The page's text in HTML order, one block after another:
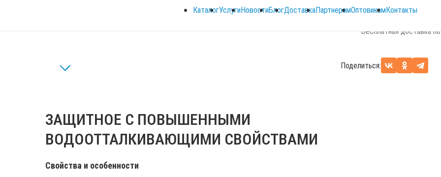
КаталогУслугиНовостиБлогДоставкаПартнерамОптовикамКонтакты
Оплата: наличный и
Бесплатная доставка
Поделиться:
ЗАЩИТНОЕ С ПОВЫШЕННЫМИ
ВОДООТТАЛКИВАЮЩИМИ СВОЙСТВАМИ
Свойства и особенности